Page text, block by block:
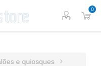
0
e quiosques